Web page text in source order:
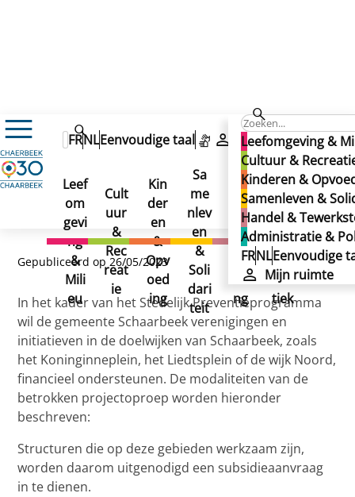
Leefomgeving &
Cultuur &
Kinderen &
Samenleven &
Handel &
Administratie &
FRNLEenvoudige
Mijn ruimte
FRNLEenvoudige taal Mijn ruimte
Leef
om
gevi
ng
&
Mili
eu
Cult
uur
&
Rec
reat
ie
Kin
der
en
&
Opv
oed
ing
Sa
me
nlev
en
&
Soli
dari
teit
Han
del
&
Tew
erks
telli
ng
Ad
min
istr
atie
&
Poli
tiek
Nieuws
Projectoproep: Stedelijk Preventieprogramma
Projectoproep: Stedelijk
Preventieprogramma
Projectoproep: Stedelijk
Preventieprogramma
Gepubliceerd op 26/05/2023
In het kader van het Stedelijk Preventieprogramma
wil de gemeente Schaarbeek verenigingen en
initiatieven in de doelwijken van Schaarbeek, zoals
het Koninginneplein, het Liedtsplein of de wijk Noord,
financieel ondersteunen. De modaliteiten van de
betrokken projectoproep worden hieronder
beschreven:
Structuren die op deze gebieden werkzaam zijn,
worden daarom uitgenodigd een subsidieaanvraag
in te dienen.